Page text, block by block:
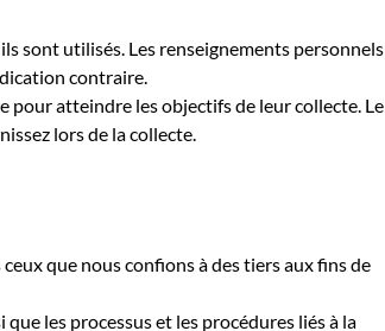
sont utilisés. Les renseignements personnels
contraire.
pour atteindre les objectifs de leur collecte. Le
lors de la collecte.
que nous confions à des tiers aux fins de
les processus et les procédures liés à la